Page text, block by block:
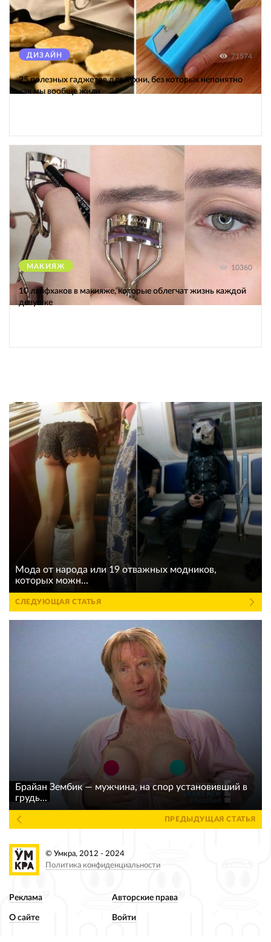
ДИЗАЙН 71574
25 полезных гаджетов для кухни, без которых непонятно
как мы вообще жили
МАКИЯЖ 10360
10 лайфхаков в макияже, которые облегчат жизнь каждой
девушке
Мода от народа или 19 отважных модников,
которых можн...
СЛЕДУЮЩАЯ СТАТЬЯ
Брайан Зембик — мужчина, на спор установивший в
грудь...
ПРЕДЫДУЩАЯ СТАТЬЯ
Реклама Авторские права
О сайте Войти
© Умкра, 2012 - 2024
Политика конфиденциальности